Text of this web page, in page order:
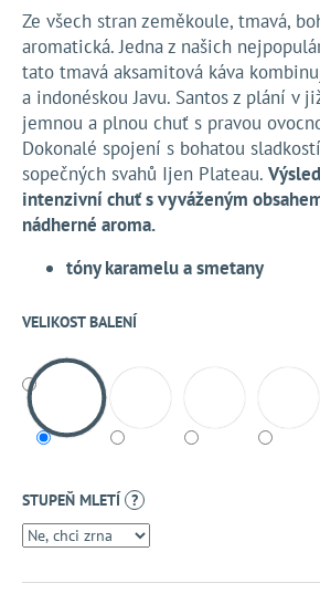
hvězdiček.
Ze všech stran zeměkoule, tmavá,
aromatická. Jedna z našich
tato tmavá aksamitová káva
a indonéskou Javu. Santos z plání v
jemnou a plnou chuť s pravou
Dokonalé spojení s bohatou
sopečných svahů Ijen Plateau.
intenzivní chuť s vyváženým
nádherné aroma.
tóny karamelu a smetany
VELIKOST BALENÍ
STUPEŇ MLETÍ ?
D
o
p
o
r
u
č
u
j
e